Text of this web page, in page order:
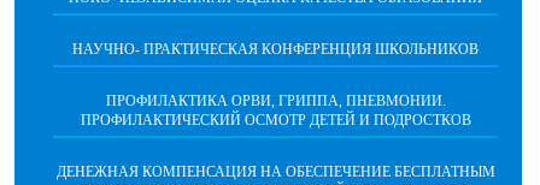
НАУЧНО- ПРАКТИЧЕСКАЯ КОНФЕРЕНЦИЯ ШКОЛЬНИКОВ
ПРОФИЛАКТИКА ОРВИ, ГРИППА, ПНЕВМОНИИ.
ПРОФИЛАКТИЧЕСКИЙ ОСМОТР ДЕТЕЙ И ПОДРОСТКОВ
ДЕНЕЖНАЯ КОМПЕНСАЦИЯ НА ОБЕСПЕЧЕНИЕ БЕСПЛАТНЫМ